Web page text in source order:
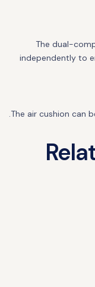
The dual-
independently to
The air cushion can